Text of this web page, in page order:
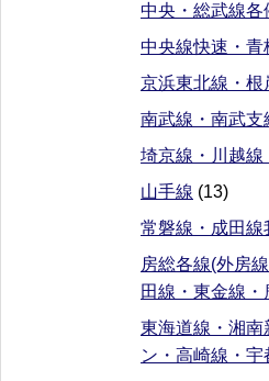
中央・総武線各
中央線快速・青
京浜東北線・根
南武線・南武支
埼京線・川越線
山手線 (13)
常磐線・成田線
房総各線(外房
田線・東金線
東海道線・湘南
ン・高崎線・宇